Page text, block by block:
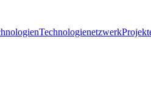
Technologienetzwerk